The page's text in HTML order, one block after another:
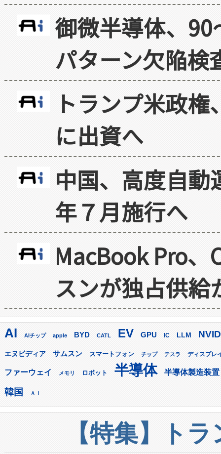
御微半導体、
パターン欠陥検
トランプ米政
に出資へ
中国、高度自
年７月施行へ
MacBook Pro
スンが独占供給
AI AIチップ apple BYD CATL EV GPU IC LLM
エヌビディア サムスン スマートフォン チップ テスラ ディスプレ
ファーウェイ メモリ ロボット 半導体 半導体製造装置
韓国 ＡＩ
【特集】ト